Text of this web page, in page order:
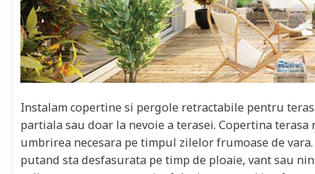
Instalam copertine si pergole retractabile pentru
partiala sau doar la nevoie a terasei. Copertina
umbrirea necesara pe timpul zilelor frumoase de
putand sta desfasurata pe timp de ploaie, vant sau